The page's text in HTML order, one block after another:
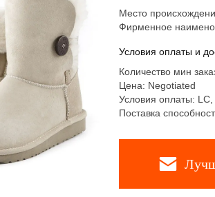
Место
Фирменное
Условия оплаты и
Количество мин
Цена: Negotiated
Условия оплаты:
Поставка